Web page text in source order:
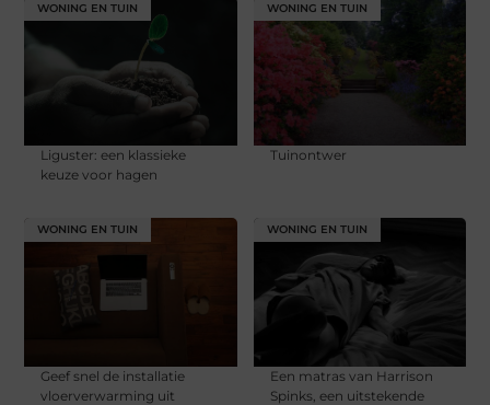
WONING EN TUIN
Liguster: een klassieke
keuze voor hagen
WONING EN TUIN
Tuinontwer
WONING EN TUIN
Geef snel de installatie
vloerverwarming uit
WONING EN TUIN
Een matras van Harrison
Spinks, een uitstekende